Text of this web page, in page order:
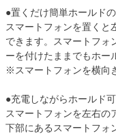
●置くだけ簡単ホールド
スマートフォンを置くと
できます。スマートフォ
ーを付けたままでもホー
※スマートフォンを横向
●充電しながらホールド
スマートフォンを左右の
下部にあるスマートフォ